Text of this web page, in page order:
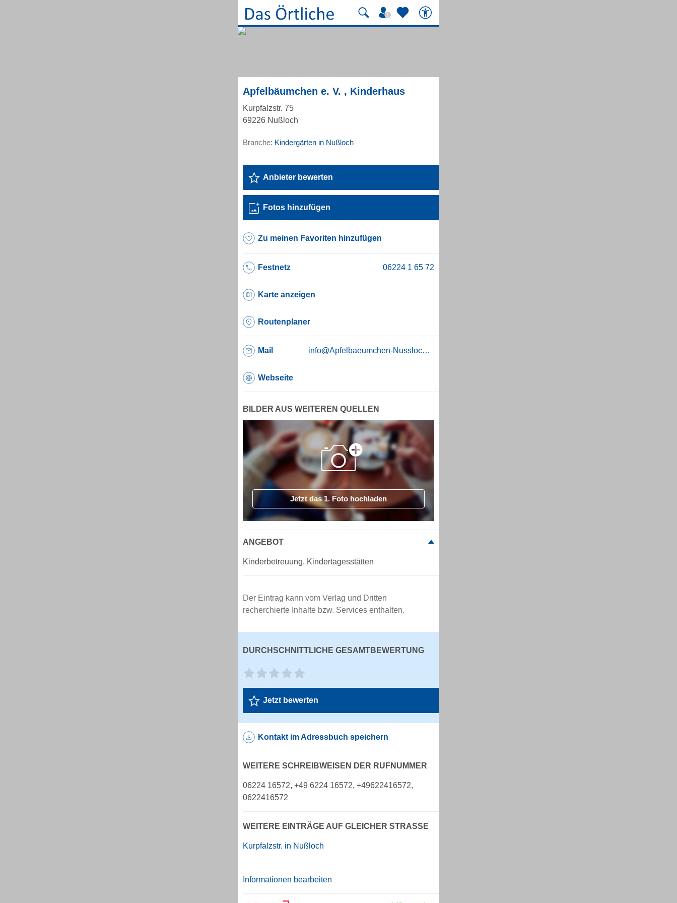
Apfelbäumchen e. V. , Kinderhaus
Kurpfalzstr. 75
69226 Nußloch
Branche: Kindergärten in Nußloch
Anbieter bewerten
Fotos hinzufügen
Zu meinen Favoriten hinzufügen
Festnetz
Karte anzeigen
Routenplaner
Mail info@Apfelbaeumchen-Nussloch.de
Webseite
BILDER AUS WEITEREN QUELLEN
Jetzt das 1. Foto hochladen
ANGEBOT
Kinderbetreuung, Kindertagesstätten
Der Eintrag kann vom Verlag und Dritten
recherchierte Inhalte bzw. Services enthalten.
DURCHSCHNITTLICHE GESAMTBEWERTUNG
Jetzt bewerten
Kontakt im Adressbuch speichern
WEITERE SCHREIBWEISEN DER RUFNUMMER
06224 16572, +49 6224 16572, +49622416572,
0622416572
WEITERE EINTRÄGE AUF GLEICHER STRASSE
Kurpfalzstr. in Nußloch
Informationen bearbeiten